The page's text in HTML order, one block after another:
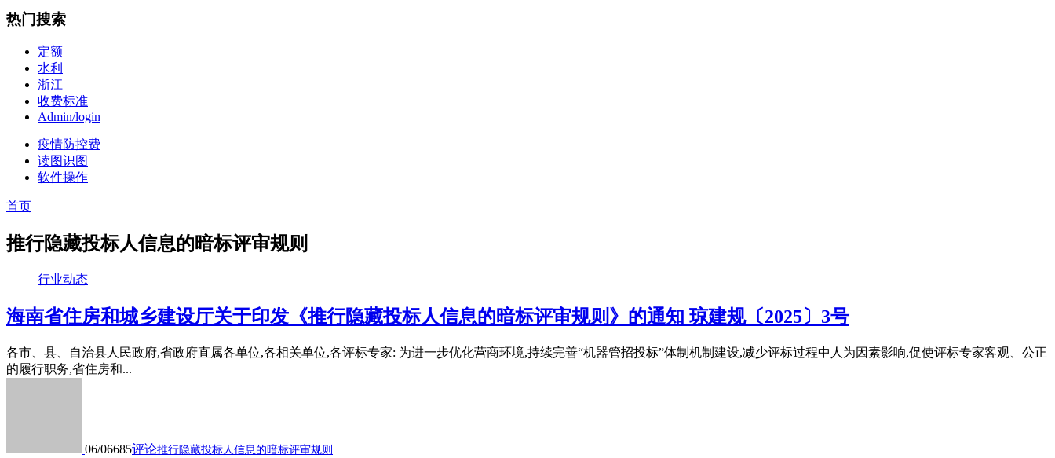
热门搜索
定额
水利
浙江
收费标准
Admin/login
疫情防控费
读图识图
软件操作
首页
推行隐藏投标人信息的暗标评审规则
行业动态
海南省住房和城乡建设厅关于印发《推行隐藏投标人信息的暗标评审规则》的通知 琼建规〔2025〕3号
各市、县、自治县人民政府,省政府直属各单位,各相关单位,各评标专家: 为进一步优化营商环境,持续完善“机器管招投标”体制机制建设,减少评标过程中人为因素影响,促使评标专家客观、公正
的履行职务,省住房和...
06/06685评论推行隐藏投标人信息的暗标评审规则